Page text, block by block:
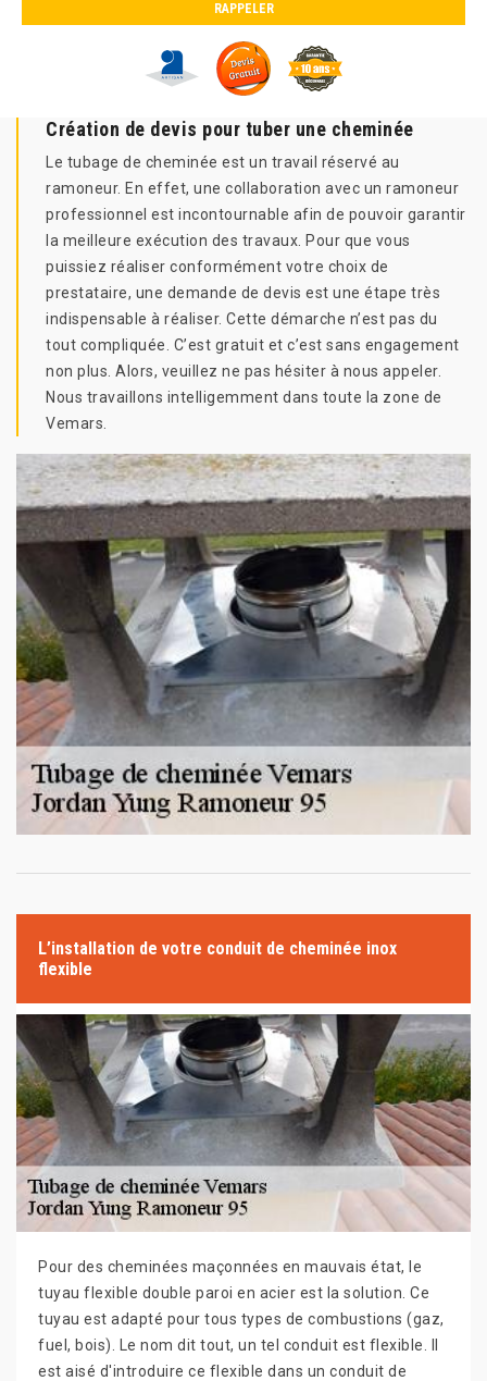
Création de devis pour tuber une cheminée
Le tubage de cheminée est un travail réservé au
ramoneur. En effet, une collaboration avec un ramoneur
professionnel est incontournable afin de pouvoir garantir
la meilleure exécution des travaux. Pour que vous
puissiez réaliser conformément votre choix de
prestataire, une demande de devis est une étape très
indispensable à réaliser. Cette démarche n’est pas du
tout compliquée. C’est gratuit et c’est sans engagement
non plus. Alors, veuillez ne pas hésiter à nous appeler.
Nous travaillons intelligemment dans toute la zone de
Vemars.
L’installation de votre conduit de cheminée inox
flexible
Pour des cheminées maçonnées en mauvais état, le
tuyau flexible double paroi en acier est la solution. Ce
tuyau est adapté pour tous types de combustions (gaz,
fuel, bois). Le nom dit tout, un tel conduit est flexible. Il
est aisé d'introduire ce flexible dans un conduit de